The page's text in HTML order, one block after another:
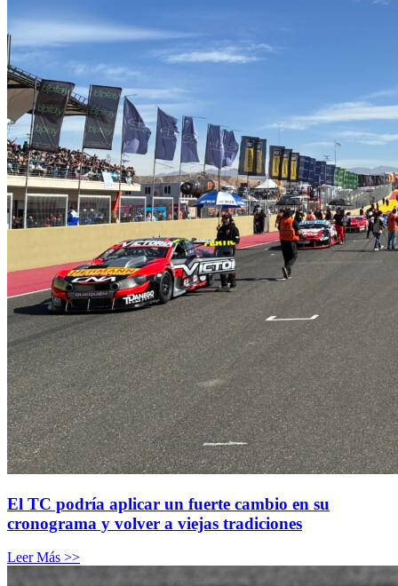
El TC podría aplicar un fuerte cambio en su
cronograma y volver a viejas tradiciones
Leer Más >>